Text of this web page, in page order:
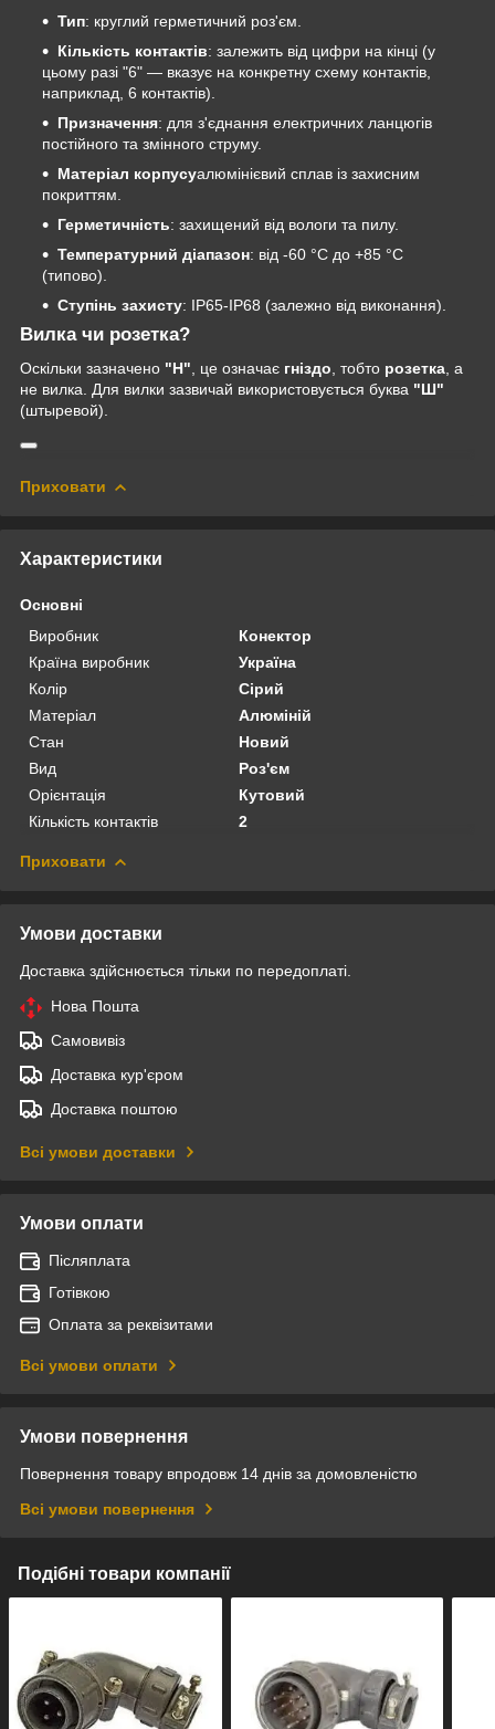
Тип: круглий герметичний роз'єм.
Кількість контактів: залежить від цифри на кінці (у
цьому разі "6" — вказує на конкретну схему контактів,
наприклад, 6 контактів).
Призначення: для з'єднання електричних ланцюгів
постійного та змінного струму.
Матеріал корпусуалюмінієвий сплав із захисним
покриттям.
Герметичність: захищений від вологи та пилу.
Температурний діапазон: від -60 °C до +85 °C
(типово).
Ступінь захисту: IP65-IP68 (залежно від виконання).
Вилка чи розетка?
Оскільки зазначено "Н" , це означає гніздо , тобто розетка , а
не вилка. Для вилки зазвичай використовується буква "Ш"
(штыревой).
Приховати
Характеристики
Основні
Виробник
Конектор
Країна виробник
Україна
Колір
Сірий
Матеріал
Алюміній
Стан
Новий
Вид
Роз'єм
Орієнтація
Кутовий
Кількість контактів
2
Приховати
Умови доставки
Доставка здійснюється тільки по передоплаті.
Нова Пошта
Самовивіз
Доставка кур'єром
Доставка поштою
Всі умови доставки
Умови оплати
Післяплата
Готівкою
Оплата за реквізитами
Всі умови оплати
Умови повернення
Повернення товару впродовж 14 днів за домовленістю
Всі умови повернення
Подібні товари компанії